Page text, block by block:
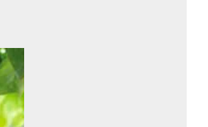
os et aux
nulle, tandis
à certains